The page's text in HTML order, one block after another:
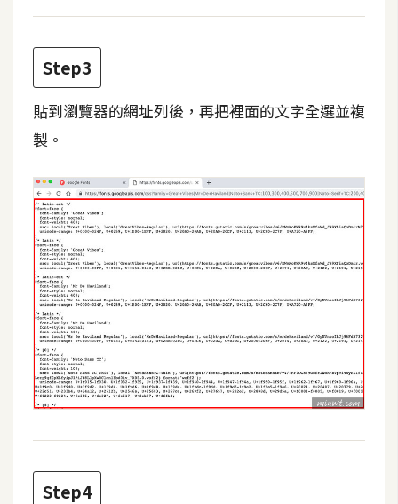
s
安
與
設
外
掛
實
作
電
商
W
o
o
m
Step3
貼到瀏覽器的網址列後，再把裡面的文字全選並複
製。
Step4